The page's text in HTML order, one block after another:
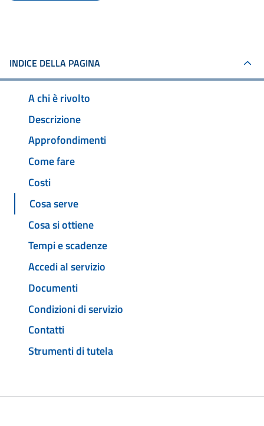
INDICE DELLA PAGINA
A chi è rivolto
Descrizione
Approfondimenti
Come fare
Costi
Cosa serve
Cosa si ottiene
Tempi e scadenze
Accedi al servizio
Documenti
Condizioni di servizio
Contatti
Strumenti di tutela